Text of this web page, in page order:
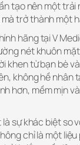
tạo nên một
trở thành một
hãng tại V
nét khuôn
khen từ bạn bè
không hề nhân
hơn, mềm mịn
sự khác biệt
chỉ là một